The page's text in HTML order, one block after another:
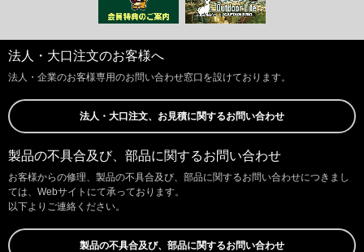
法人・大口注文のお客様へ
法人・企業のお客様専用のお問い合わせ窓口を設けております。
法人・大口注文、お見積に関するお問い合わせ
製品の不具合及び、部品に関するお問い合わせ
お客様からの修理、製品の不具合及び、部品に関するお問い合わせにつきまし
ては、Webサイトにて承っております。
以下よりご連絡ください。
製品の不具合及び、部品に関するお問い合わせ